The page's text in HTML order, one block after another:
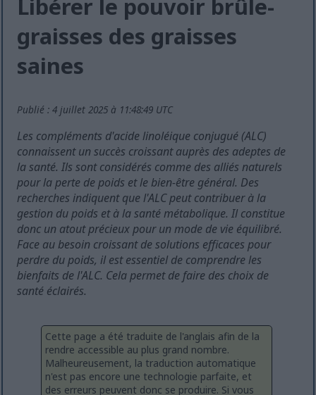
Libérer le pouvoir brûle-
graisses des graisses
saines
Publié : 4 juillet 2025 à 11:48:49 UTC
Les compléments d'acide linoléique conjugué (ALC)
connaissent un succès croissant auprès des adeptes de
la santé. Ils sont considérés comme des alliés naturels
pour la perte de poids et le bien-être général. Des
recherches indiquent que l'ALC peut contribuer à la
gestion du poids et à la santé métabolique. Il constitue
donc un atout précieux pour un mode de vie équilibré.
Face au besoin croissant de solutions efficaces pour
perdre du poids, il est essentiel de comprendre les
bienfaits de l'ALC. Cela permet de faire des choix de
santé éclairés.
Cette page a été traduite de l'anglais afin de la
rendre accessible au plus grand nombre.
Malheureusement, la traduction automatique
n'est pas encore une technologie parfaite, et
des erreurs peuvent donc se produire. Si vous